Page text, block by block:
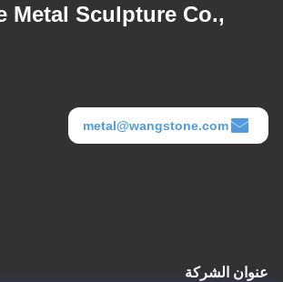
Metal Sculpture Co.,
metal@wangstone.com
عنوان الشركة